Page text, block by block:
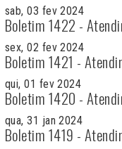
sab, 03 fev 2024
Boletim 1422 -
sex, 02 fev 2024
Boletim 1421 -
qui, 01 fev 2024
Boletim 1420 -
qua, 31 jan 2024
Boletim 1419 -